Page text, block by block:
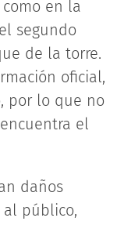
en la
segundo
de la torre.
oficial,
por lo que no
el
daños
al público,